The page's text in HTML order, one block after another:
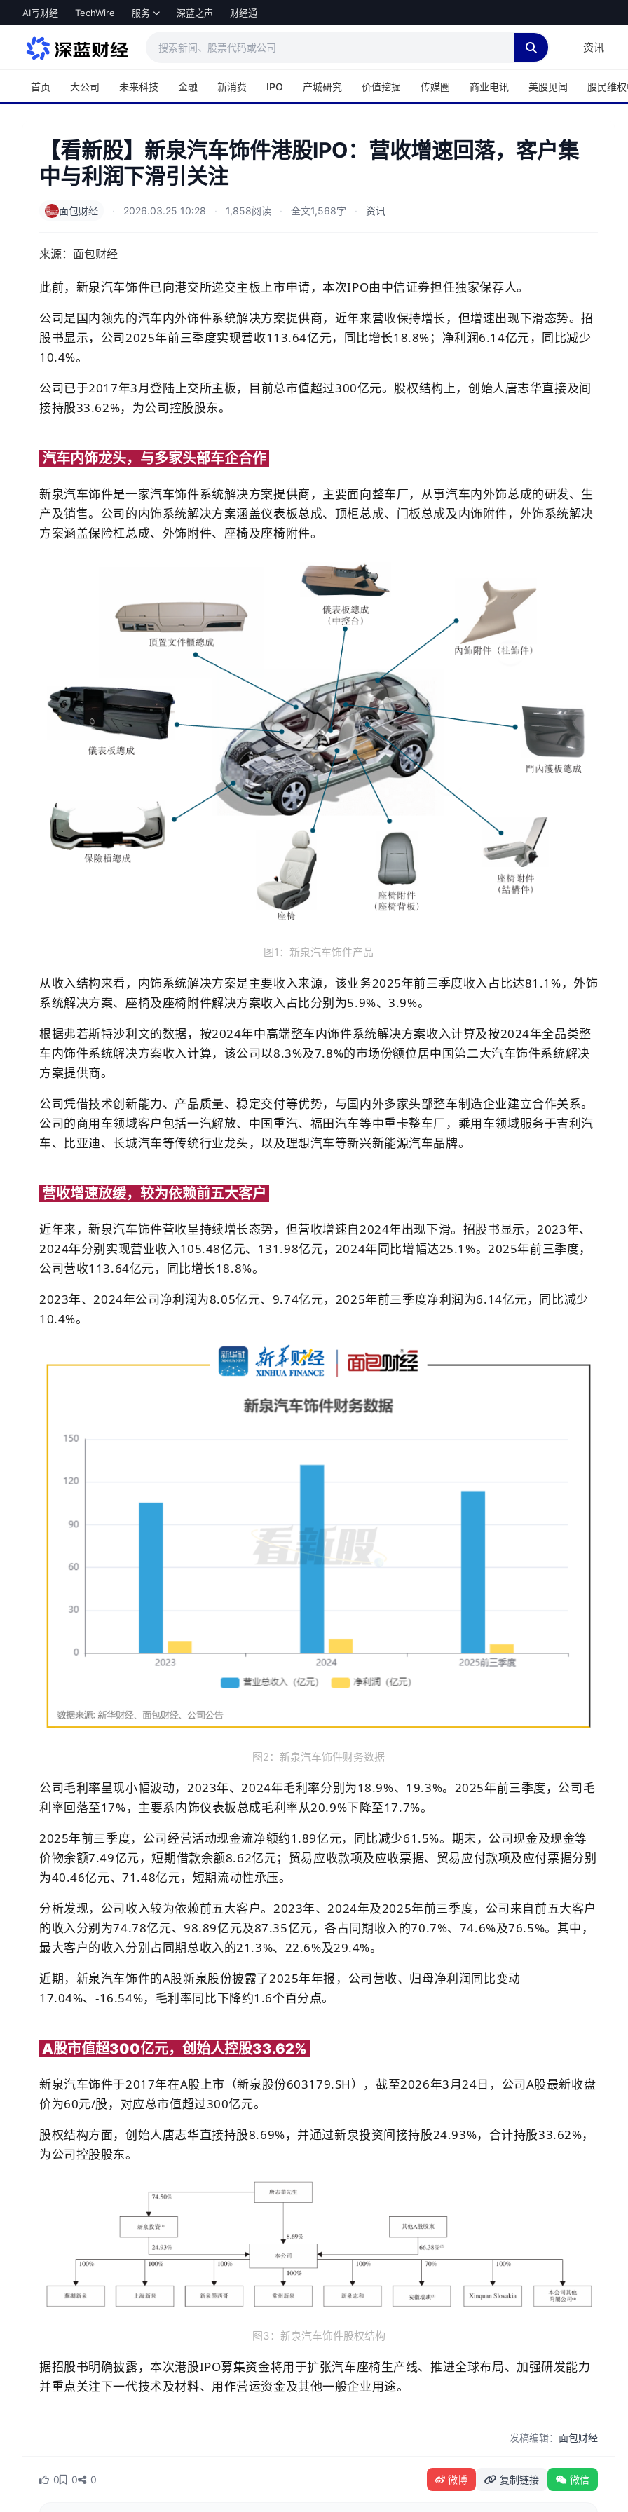
跳转到主内容
AI写财经 TechWire 服务 深蓝之声 财经通
资讯
首页 大公司 未来科技 金融 新消费 IPO 产城研究 价值挖掘 传媒圈 商业电讯 美股见闻 股民维
【看新股】新泉汽车饰件港股IPO：营收增速回落，客户集
中与利润下滑引关注
面包财经 · 2026.03.25 10:28 · 1,858阅读 · 全文1,568字 · 资讯
来源：面包财经
此前，新泉汽车饰件已向港交所递交主板上市申请，本次IPO由中信证券担任独家保荐人。
公司是国内领先的汽车内外饰件系统解决方案提供商，近年来营收保持增长，但增速出现下滑态势。招
股书显示，公司2025年前三季度实现营收113.64亿元，同比增长18.8%；净利润6.14亿元，同比减少
10.4%。
公司已于2017年3月登陆上交所主板，目前总市值超过300亿元。股权结构上，创始人唐志华直接及间
接持股33.62%，为公司控股股东。
汽车内饰龙头，与多家头部车企合作
新泉汽车饰件是一家汽车饰件系统解决方案提供商，主要面向整车厂，从事汽车内外饰总成的研发、生
产及销售。公司的内饰系统解决方案涵盖仪表板总成、顶柜总成、门板总成及内饰附件，外饰系统解决
方案涵盖保险杠总成、外饰附件、座椅及座椅附件。
图1：新泉汽车饰件产品
从收入结构来看，内饰系统解决方案是主要收入来源，该业务2025年前三季度收入占比达81.1%，外饰
系统解决方案、座椅及座椅附件解决方案收入占比分别为5.9%、3.9%。
根据弗若斯特沙利文的数据，按2024年中高端整车内饰件系统解决方案收入计算及按2024年全品类整
车内饰件系统解决方案收入计算，该公司以8.3%及7.8%的市场份额位居中国第二大汽车饰件系统解决
方案提供商。
公司凭借技术创新能力、产品质量、稳定交付等优势，与国内外多家头部整车制造企业建立合作关系。
公司的商用车领域客户包括一汽解放、中国重汽、福田汽车等中重卡整车厂，乘用车领域服务于吉利汽
车、比亚迪、长城汽车等传统行业龙头，以及理想汽车等新兴新能源汽车品牌。
营收增速放缓，较为依赖前五大客户
近年来，新泉汽车饰件营收呈持续增长态势，但营收增速自2024年出现下滑。招股书显示，2023年、
2024年分别实现营业收入105.48亿元、131.98亿元，2024年同比增幅达25.1%。2025年前三季度，
公司营收113.64亿元，同比增长18.8%。
2023年、2024年公司净利润为8.05亿元、9.74亿元，2025年前三季度净利润为6.14亿元，同比减少
10.4%。
图2：新泉汽车饰件财务数据
公司毛利率呈现小幅波动，2023年、2024年毛利率分别为18.9%、19.3%。2025年前三季度，公司毛
利率回落至17%，主要系内饰仪表板总成毛利率从20.9%下降至17.7%。
2025年前三季度，公司经营活动现金流净额约1.89亿元，同比减少61.5%。期末，公司现金及现金等
价物余额7.49亿元，短期借款余额8.62亿元；贸易应收款项及应收票据、贸易应付款项及应付票据分别
为40.46亿元、71.48亿元，短期流动性承压。
分析发现，公司收入较为依赖前五大客户。2023年、2024年及2025年前三季度，公司来自前五大客户
的收入分别为74.78亿元、98.89亿元及87.35亿元，各占同期收入的70.7%、74.6%及76.5%。其中，
最大客户的收入分别占同期总收入的21.3%、22.6%及29.4%。
近期，新泉汽车饰件的A股新泉股份披露了2025年年报，公司营收、归母净利润同比变动
17.04%、-16.54%，毛利率同比下降约1.6个百分点。
A股市值超300亿元，创始人控股33.62%
新泉汽车饰件于2017年在A股上市（新泉股份603179.SH），截至2026年3月24日，公司A股最新收盘
价为60元/股，对应总市值超过300亿元。
股权结构方面，创始人唐志华直接持股8.69%，并通过新泉投资间接持股24.93%，合计持股33.62%，
为公司控股股东。
图3：新泉汽车饰件股权结构
据招股书明确披露，本次港股IPO募集资金将用于扩张汽车座椅生产线、推进全球布局、加强研发能力
并重点关注下一代技术及材料、用作营运资金及其他一般企业用途。
发稿编辑：面包财经
0 0 0 微博 复制链接 微信